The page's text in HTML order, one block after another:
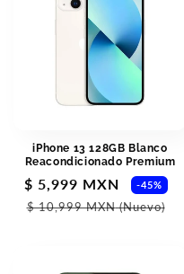
iPhone 13 128GB Blanco
Reacondicionado Premium
Sale
price
$ 5,999 MXN -45%
$ 10,999 MXN(Nuevo)